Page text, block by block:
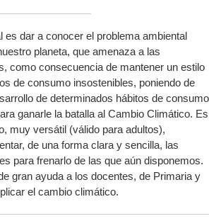
es dar a conocer el problema ambiental
planeta, que amenaza a las
como consecuencia de mantener un estilo
de consumo insostenibles, poniendo de
de determinados hábitos de consumo
ganarle la batalla al Cambio Climático. Es
muy versátil (válido para adultos),
de una forma clara y sencilla, las
para frenarlo de las que aún disponemos.
gran ayuda a los docentes, de Primaria y
el cambio climático.